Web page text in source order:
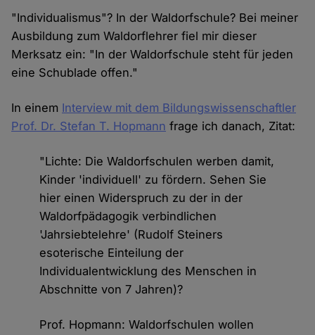
"Individualismus"? In der Waldorfschule? Bei meiner
Ausbildung zum Waldorflehrer fiel mir dieser
Merksatz ein: "In der Waldorfschule steht für jeden
eine Schublade offen."
In einem Interview mit dem Bildungswissenschaftler
Prof. Dr. Stefan T. Hopmann frage ich danach, Zitat:
"Lichte: Die Waldorfschulen werben damit,
Kinder 'individuell' zu fördern. Sehen Sie
hier einen Widerspruch zu der in der
Waldorfpädagogik verbindlichen
'Jahrsiebtelehre' (Rudolf Steiners
esoterische Einteilung der
Individualentwicklung des Menschen in
Abschnitte von 7 Jahren)?
Prof. Hopmann: Waldorfschulen wollen